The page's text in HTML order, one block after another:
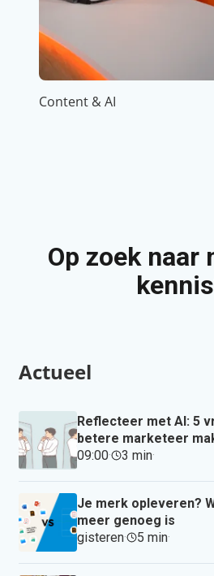
Content & AI
Op zoek naar
Actueel
Reflecteer met AI: 5
betere marketeer
09:00· 3 min·
Je merk opleveren?
meer genoeg is
gisteren· 5 min·